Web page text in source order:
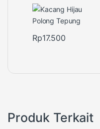
Rp17.500
Produk Terkait